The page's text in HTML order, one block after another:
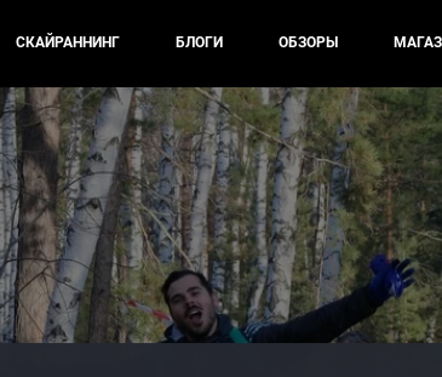
СКАЙРАННИНГ БЛОГИ ОБЗОРЫ